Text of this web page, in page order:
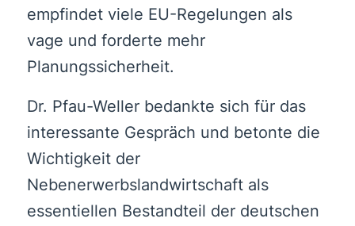
empfindet viele EU-Regelungen als
vage und forderte mehr
Planungssicherheit.
Dr. Pfau-Weller bedankte sich für das
interessante Gespräch und betonte die
Wichtigkeit der
Nebenerwerbslandwirtschaft als
essentiellen Bestandteil der deutschen